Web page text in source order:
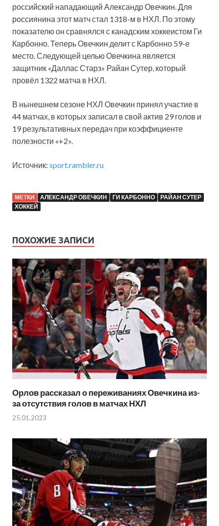
российский нападающий Александр Овечкин. Для
россиянина этот матч стал 1318-м в НХЛ. По этому
показателю он сравнялся с канадским хоккеистом Ги
Карбонно. Теперь Овечкин делит с Карбонно 59-е
место. Следующей целью Овечкина является
защитник «Даллас Старз» Райан Сутер, который
провёл 1322 матча в НХЛ.
В нынешнем сезоне НХЛ Овечкин принял участие в
44 матчах, в которых записал в свой актив 29 голов и
19 результативных передач при коэффициенте
полезности «+2».
Источник: sport.rambler.ru
МЕТКИ АЛЕКСАНДР ОВЕЧКИН ГИ КАРБОННО
РАЙАН СУТЕР
ХОККЕЙ
ПОХОЖИЕ ЗАПИСИ
Орлов рассказал о переживаниях Овечкина из-
за отсутствия голов в матчах НХЛ
25.01.2023